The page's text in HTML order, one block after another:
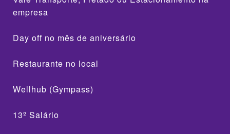
empresa
Day off no mês de aniversário
Restaurante no local
Wellhub (Gympass)
13º Salário